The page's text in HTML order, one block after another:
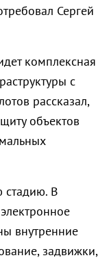
Сергей
комплексная
с
рассказал,
объектов
стадию. В
внутренние
задвижки,